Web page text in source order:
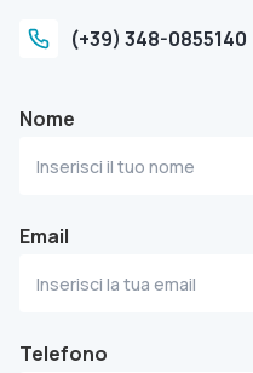
(+39) 348-0855140
Nome
Email
Telefono